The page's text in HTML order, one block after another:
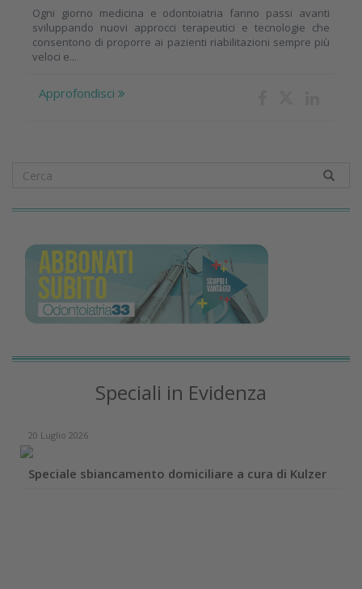
Ogni giorno medicina e odontoiatria fanno passi avanti
sviluppando nuovi approcci terapeutici e tecnologie che
consentono di proporre ai pazienti riabilitazioni sempre più
veloci e...
Approfondisci
Speciali in Evidenza
20 Luglio 2026
Speciale sbiancamento domiciliare a cura di Kulzer